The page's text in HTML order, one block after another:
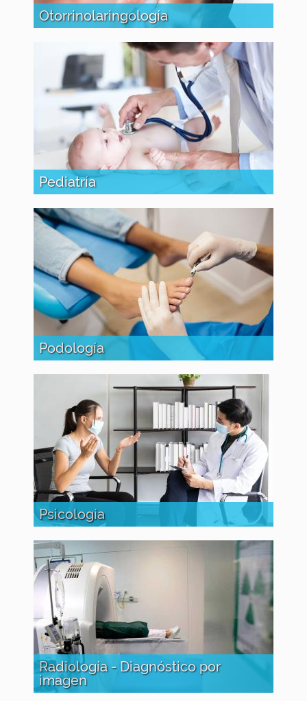
Otorrinolaringología
Pediatría
Podología
Psicología
Radiología - Diagnóstico por
imagen